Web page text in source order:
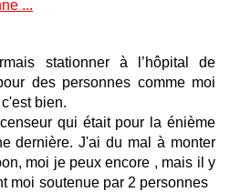
...
stationner à l’hôpital de
des personnes comme moi
bien.
qui était pour la énième
dernière. J'ai du mal à monter
moi je peux encore , mais il y
moi soutenue par 2 personnes